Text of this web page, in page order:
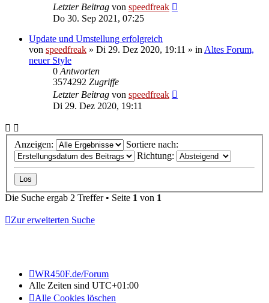
Letzter Beitrag von speedfreak
Do 30. Sep 2021, 07:25
Update und Umstellung erfolgreich
von speedfreak » Di 29. Dez 2020, 19:11 » in Altes Forum,
neuer Style
0 Antworten
3574292 Zugriffe
Letzter Beitrag von speedfreak
Di 29. Dez 2020, 19:11
Anzeigen:
Sortiere nach:
Richtung:
Die Suche ergab 2 Treffer • Seite 1 von 1
Zur erweiterten Suche
WR450F.de/Forum
Alle Zeiten sind UTC+01:00
Alle Cookies löschen